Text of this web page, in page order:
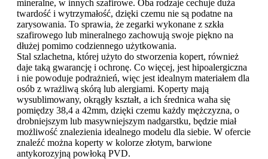
mineralne, w innych szafirowe. Oba rodzaje cechuje duża
twardość i wytrzymałość, dzięki czemu nie są podatne na
zarysowania. To sprawia, że zegarki wykonane z szkła
szafirowego lub mineralnego zachowują swoje piękno na
dłużej pomimo codziennego użytkowania.
Stal szlachetna, której użyto do stworzenia kopert, również
daje taką gwarancję i ochronę. Co więcej, jest hipoalergiczna
i nie powoduje podrażnień, więc jest idealnym materiałem dla
osób z wrażliwą skórą lub alergiami. Koperty mają
wysublimowany, okrągły kształt, a ich średnica waha się
pomiędzy 38,4 a 42mm, dzięki czemu każdy mężczyzna, o
drobniejszym lub masywniejszym nadgarstku, będzie miał
możliwość znalezienia idealnego modelu dla siebie. W ofercie
znaleźć można koperty w kolorze złotym, barwione
antykorozyjną powłoką PVD.